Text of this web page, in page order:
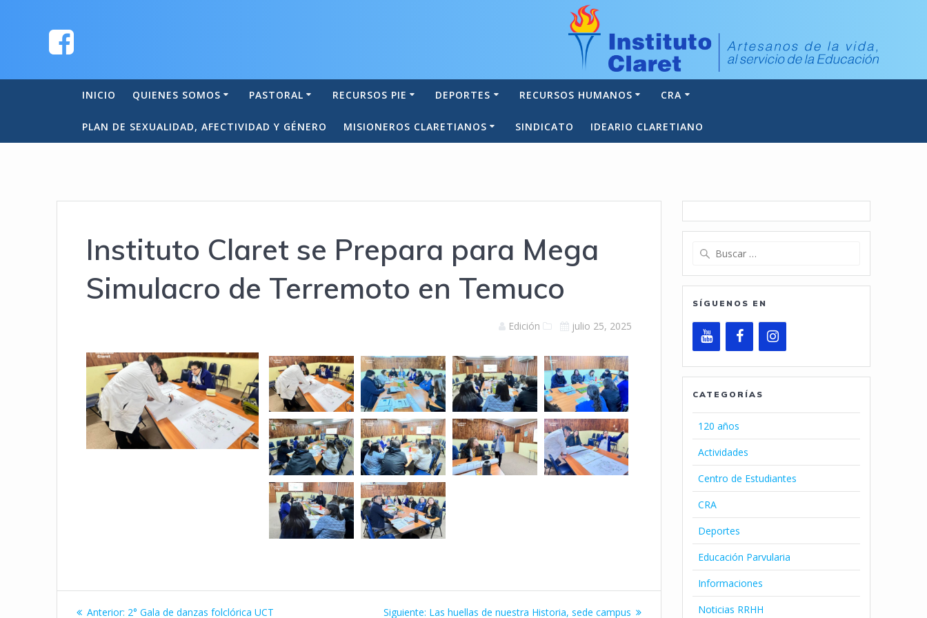
INICIO QUIENES SOMOS PASTORAL RECURSOS PIE DEPORTES RECURSOS HUMANOS CRA
PLAN DE SEXUALIDAD, AFECTIVIDAD Y GÉNERO MISIONEROS CLARETIANOS SINDICATO IDEARIO CLARETIANO
Instituto Claret se Prepara para Mega
Simulacro de Terremoto en Temuco
Edición julio 25, 2025
Navegación
Anterior: Entrada
2° Gala de danzas folclórica UCT Siguiente: Siguiente
Las huellas de nuestra Historia, sede campus
Buscar:
SÍGUENOS EN
CATEGORÍAS
120 años
Actividades
Centro de Estudiantes
CRA
Deportes
Educación Parvularia
Informaciones
Noticias RRHH